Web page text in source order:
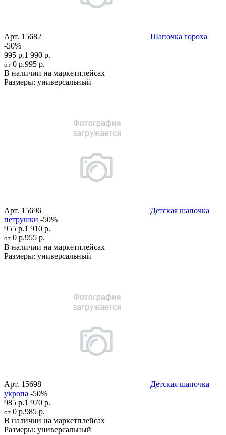
Арт. 15682
Шапочка гороха
-50%
995 р.1 990 р.
от 0 р.995 р.
В наличии на маркетплейсах
Размеры: универсальный
Арт. 15696
Детская шапочка
петрушки -50%
955 р.1 910 р.
от 0 р.955 р.
В наличии на маркетплейсах
Размеры: универсальный
Арт. 15698
Детская шапочка
укропа -50%
985 р.1 970 р.
от 0 р.985 р.
В наличии на маркетплейсах
Размеры: универсальный